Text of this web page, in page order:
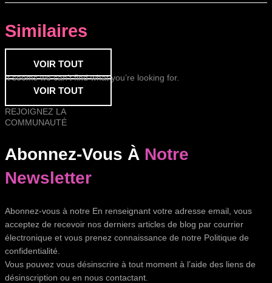
Similaires
VOIR TOUT
It seems we can’t find what you’re looking for.
VOIR TOUT
REJOIGNEZ LA
COMMUNAUTÉ
Abonnez-Vous À Notre
Newsletter
Abonnez-vous à notre En renseignant votre adresse email, vous
acceptez de recevoir nos derniers articles de blog par courrier
électronique et vous prenez connaissance de notre Politique de
confidentialité.
Vous pouvez vous désinscrire à tout moment à l’aide des liens de
désinscription ou en nous contactant.